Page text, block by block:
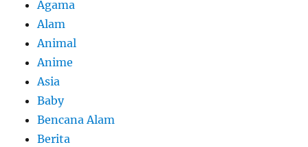
Agama
Alam
Animal
Anime
Asia
Baby
Bencana Alam
Berita